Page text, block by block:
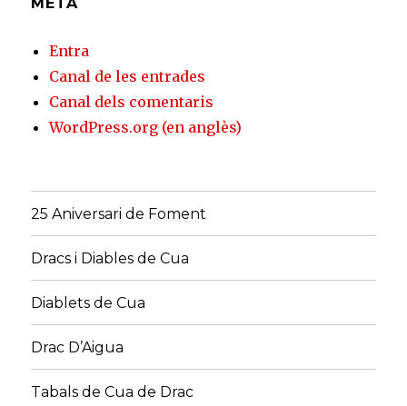
Entra
Canal de les entrades
Canal dels comentaris
WordPress.org (en anglès)
25 Aniversari de Foment
Dracs i Diables de Cua
Diablets de Cua
Drac D’Aigua
Tabals de Cua de Drac